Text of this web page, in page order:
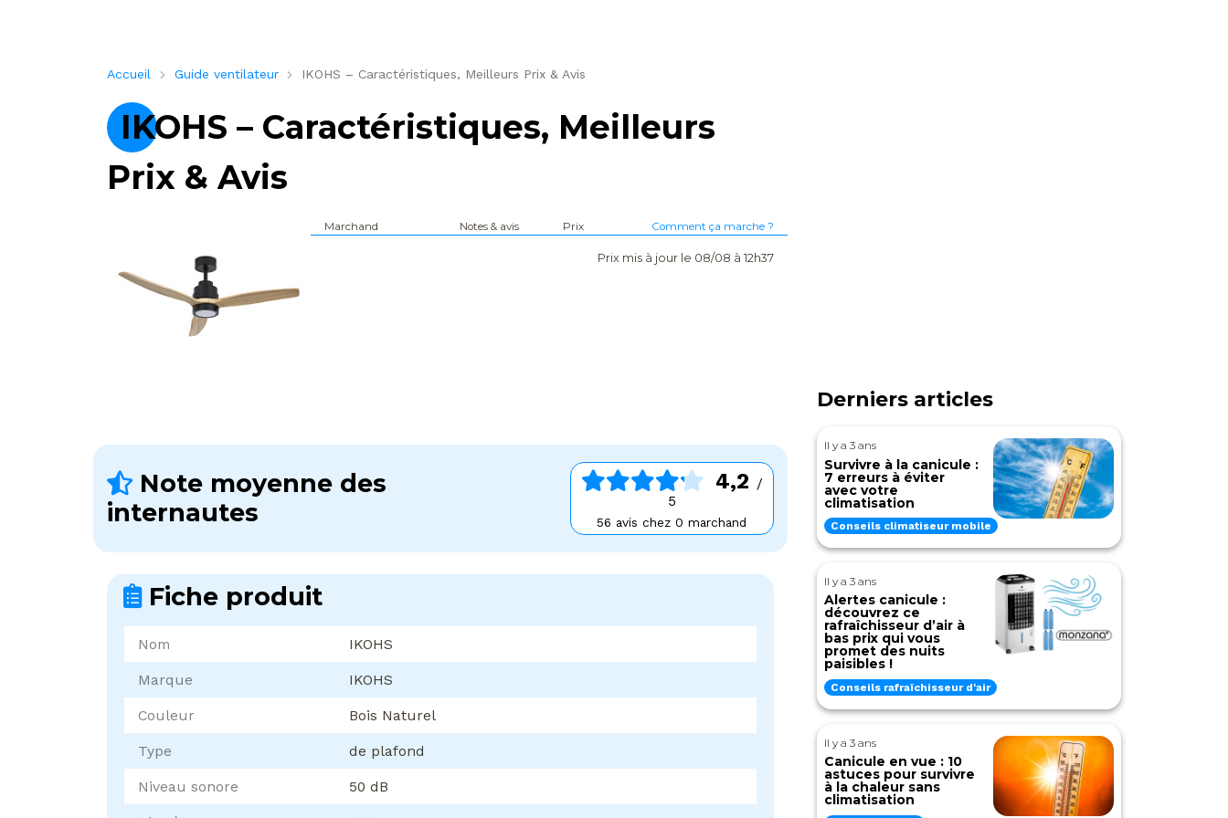
Accueil Guide ventilateur IKOHS – Caractéristiques, Meilleurs Prix & Avis
IKOHS – Caractéristiques, Meilleurs
Prix & Avis
Marchand Notes & avis Prix Comment ça marche ?
Prix mis à jour le 08/08 à 12h37
Note moyenne des
internautes
4,2 /
5
56 avis chez 0 marchand
Fiche produit
Nom IKOHS
Marque IKOHS
Couleur Bois Naturel
Type de plafond
Niveau sonore 50 dB
Derniers articles
Il y a 3 ans
Survivre à la canicule :
7 erreurs à éviter
avec votre
climatisation
Conseils climatiseur mobile
Il y a 3 ans
Alertes canicule :
découvrez ce
rafraîchisseur d’air à
bas prix qui vous
promet des nuits
paisibles !
Conseils rafraîchisseur d'air
Il y a 3 ans
Canicule en vue : 10
astuces pour survivre
à la chaleur sans
climatisation